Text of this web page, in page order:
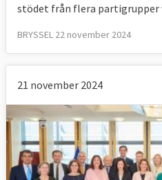
stödet från flera partigrupper
BRYSSEL 22 november 2024
21 november 2024